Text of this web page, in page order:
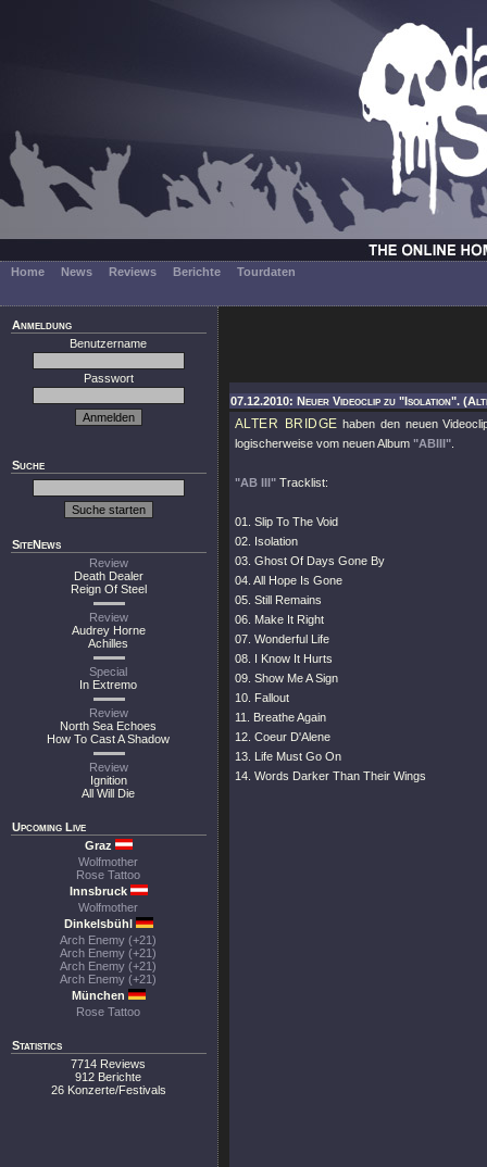
Home News Reviews Berichte Tourdaten
Anmeldung
Benutzername
Passwort
Suche
SiteNews
Review
Death Dealer
Reign Of Steel
Review
Audrey Horne
Achilles
Special
In Extremo
Review
North Sea Echoes
How To Cast A Shadow
Review
Ignition
All Will Die
Upcoming Live
Graz
Wolfmother
Rose Tattoo
Innsbruck
Wolfmother
Dinkelsbühl
Arch Enemy (+21)
Arch Enemy (+21)
Arch Enemy (+21)
Arch Enemy (+21)
München
Rose Tattoo
Statistics
7714 Reviews
912 Berichte
26 Konzerte/Festivals
07.12.2010: Neuer Videoclip zu "Isolation".
ALTER BRIDGE haben den neuen
logischerweise vom neuen Album "ABIII"
"AB III" Tracklist:
01. Slip To The Void
02. Isolation
03. Ghost Of Days Gone By
04. All Hope Is Gone
05. Still Remains
06. Make It Right
07. Wonderful Life
08. I Know It Hurts
09. Show Me A Sign
10. Fallout
11. Breathe Again
12. Coeur D'Alene
13. Life Must Go On
14. Words Darker Than Their Wings